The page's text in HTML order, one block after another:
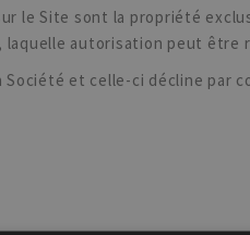
le Site sont la propriété
autorisation peut être
et celle-ci décline